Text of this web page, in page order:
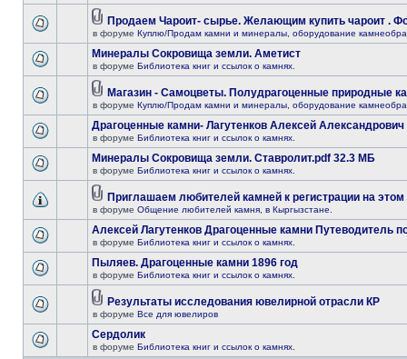
Продаем Чароит- сырье. Желающим купить чароит .
в форуме Куплю/Продам камни и минералы, оборудование
Минералы Сокровища земли. Аметист
в форуме Библиотека книг и ссылок о камнях.
Магазин - Самоцветы. Полудрагоценные природные
в форуме Куплю/Продам камни и минералы, оборудование
Драгоценные камни- Лагутенков Алексей Александрович
в форуме Библиотека книг и ссылок о камнях.
Минералы Сокровища земли. Ставролит.pdf 32.3 МБ
в форуме Библиотека книг и ссылок о камнях.
Приглашаем любителей камней к регистрации на
в форуме Общение любителей камня, в Кыргызстане.
Алексей Лагутенков Драгоценные камни Путеводитель
в форуме Библиотека книг и ссылок о камнях.
Пыляев. Драгоценные камни 1896 год
в форуме Библиотека книг и ссылок о камнях.
Результаты исследования ювелирной отрасли КР
в форуме Все для ювелиров
Сердолик
в форуме Библиотека книг и ссылок о камнях.